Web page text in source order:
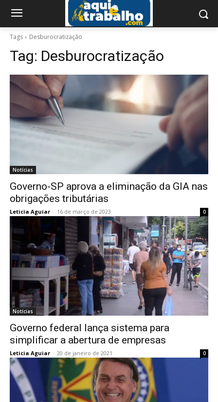
Tags Desburocratização
Tag: Desburocratização
Notícias
Governo-SP aprova a eliminação da GIA nas
obrigações tributárias
Leticia Aguiar - 16 de março de 2023 0
Notícias
Governo federal lança sistema para
simplificar a abertura de empresas
Leticia Aguiar - 20 de janeiro de 2021 0